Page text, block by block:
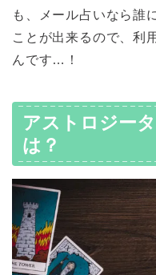
も、メール占いなら誰
ことが出来るので、利
んです…！
アストロジー
は？